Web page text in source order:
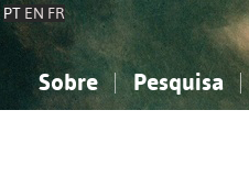
PT EN FR
Sobre Pesquisa